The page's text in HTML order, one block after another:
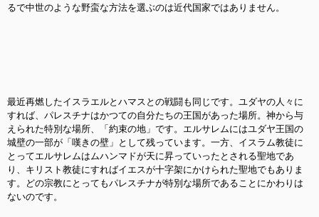
るで中世のような野蛮な方法を選ぶのは近代国家ではありません。
最近再燃したイスラエルとハマスとの戦闘も同じです。ユダヤの人々に
すれば、パレスチナはかつての自分たちの王国があった場所。神から与
えられた特別な場所、「約束の地」です。エルサレムにはユダヤ王国の
城壁の一部が「嘆きの壁」として残っています。一方、イスラム教徒に
とってエルサレムはムハンマドが天に昇っていったとされる聖地であ
り、キリスト教徒にすればイエスが十字架にかけられた聖地でもありま
す。どの宗教にとってもパレスチナが特別な場所であることにかわりは
ないのです。